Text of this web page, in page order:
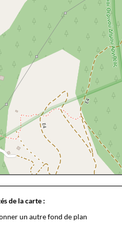
de la carte :
un autre fond de plan